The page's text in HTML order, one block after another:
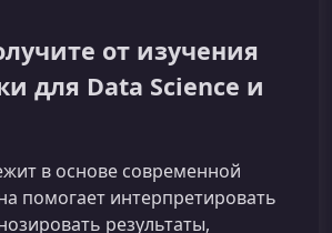
от изучения
для Data Science и
в основе современной
помогает интерпретировать
результаты,